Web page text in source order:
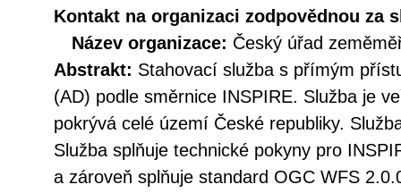
Kontakt na organizaci zodpovědnou za
Název organizace: Český úřad
Abstrakt: Stahovací služba s přímým
(AD) podle směrnice INSPIRE. Služba je
pokrývá celé území České republiky.
Služba splňuje technické pokyny pro
a zároveň splňuje standard OGC WFS